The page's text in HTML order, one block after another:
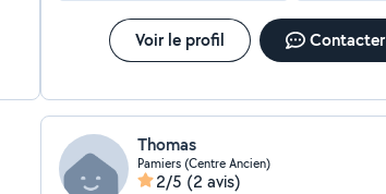
Voir le profil Contacter
Thomas
Pamiers (Centre Ancien)
2/5 (2 avis)